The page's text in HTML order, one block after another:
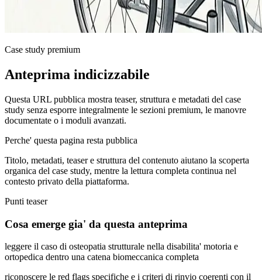
Case study premium
Anteprima indicizzabile
Questa URL pubblica mostra teaser, struttura e metadati del case
study senza esporre integralmente le sezioni premium, le manovre
documentate o i moduli avanzati.
Perche' questa pagina resta pubblica
Titolo, metadati, teaser e struttura del contenuto aiutano la scoperta
organica del case study, mentre la lettura completa continua nel
contesto privato della piattaforma.
Punti teaser
Cosa emerge gia' da questa anteprima
leggere il caso di osteopatia strutturale nella disabilita' motoria e
ortopedica dentro una catena biomeccanica completa
riconoscere le red flags specifiche e i criteri di rinvio coerenti con il